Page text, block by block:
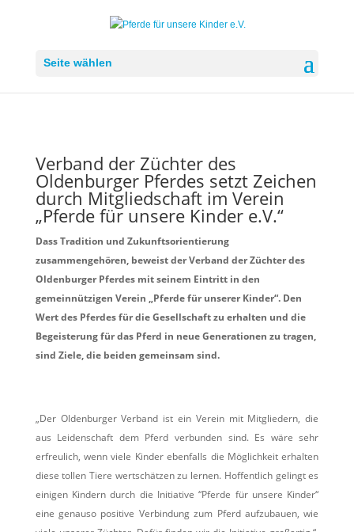
Seite wählen
Verband der Züchter des
Oldenburger Pferdes setzt Zeichen
durch Mitgliedschaft im Verein
„Pferde für unsere Kinder e.V.“
Dass Tradition und Zukunftsorientierung
zusammengehören, beweist der Verband der Züchter des
Oldenburger Pferdes mit seinem Eintritt in den
gemeinnützigen Verein „Pferde für unserer Kinder“. Den
Wert des Pferdes für die Gesellschaft zu erhalten und die
Begeisterung für das Pferd in neue Generationen zu tragen,
sind Ziele, die beiden gemeinsam sind.
„Der Oldenburger Verband ist ein Verein mit Mitgliedern, die
aus Leidenschaft dem Pferd verbunden sind. Es wäre sehr
erfreulich, wenn viele Kinder ebenfalls die Möglichkeit erhalten
diese tollen Tiere wertschätzen zu lernen. Hoffentlich gelingt es
einigen Kindern durch die Initiative “Pferde für unsere Kinder“
eine genauso positive Verbindung zum Pferd aufzubauen, wie